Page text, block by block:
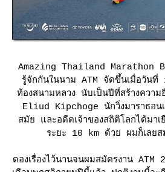
Amazing Thailand Marathon
รู้จักกันในนาม ATM จัดขึ้นเมื่อวั
ท้องสนามหลวง นับเป็นปีที่สร้างความ
Eliud Kipchoge นักวิ่งมาราธอน
สมัย และอดีตเจ้าของสถิติโลกได้มาเ
ระยะ 10 km ด้วย ผมก็เลยส
ดองเรื่องไว้นานจนผมสมัครงาน ATM